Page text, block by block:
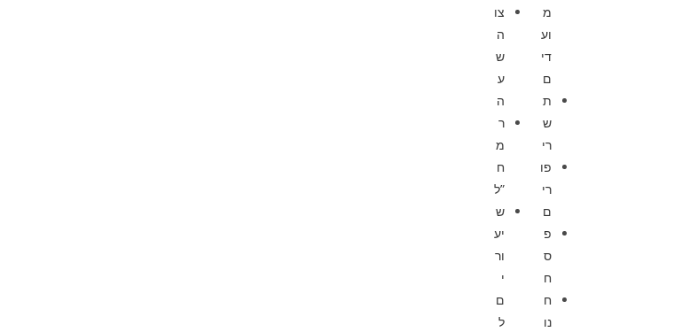
מ
וע
די
ם
ת
ש
רי
פו
רי
ם
פ
ס
ח
ח
נו
צו
ה
ש
ע
ה
ר
מ
ח
”ל
ש
יע
ור
י
ם
ל